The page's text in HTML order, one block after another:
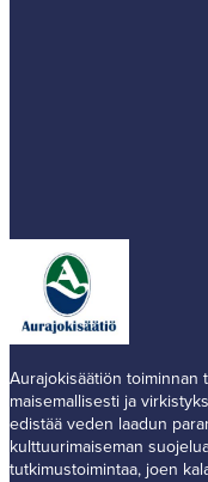
Aurajokisäätiön
maisemallisesti ja
edistää veden laadun
kulttuurimaiseman
tutkimustoimintaa, joen